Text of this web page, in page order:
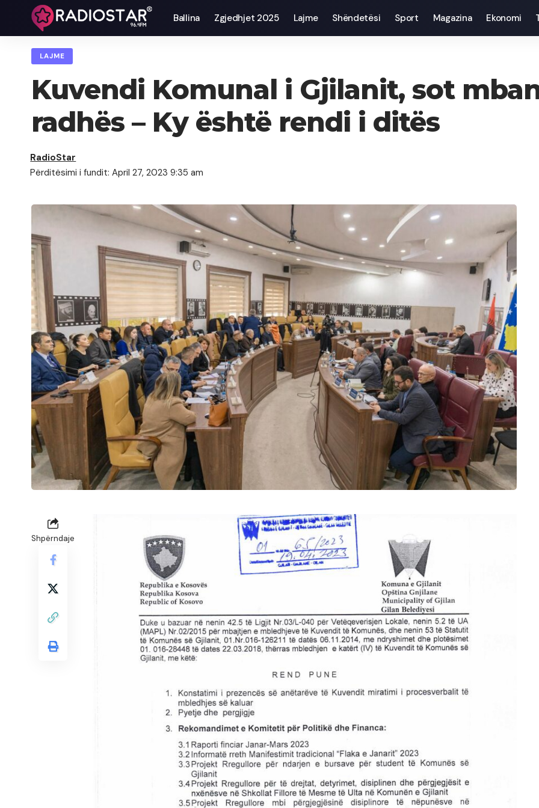
Ballina Zgjedhjet 2025 Lajme Shëndetësi Sport Magazina Ekonomi
LAJME
Kuvendi Komunal i Gjilanit, sot
radhës – Ky është rendi i ditës
Përditësimi i fundit: April 27, 2023 9:35 am
RadioStar
Shpërndaje